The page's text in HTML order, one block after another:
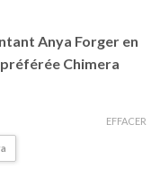
Anya Forger en
Chimera
EFFACER